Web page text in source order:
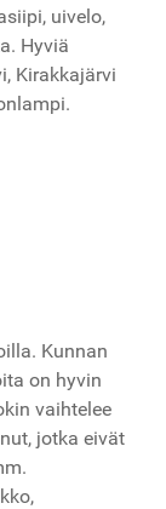
uivelo,
Hyviä
Kirakkajärvi
Kunnan
on hyvin
vaihtelee
jotka eivät